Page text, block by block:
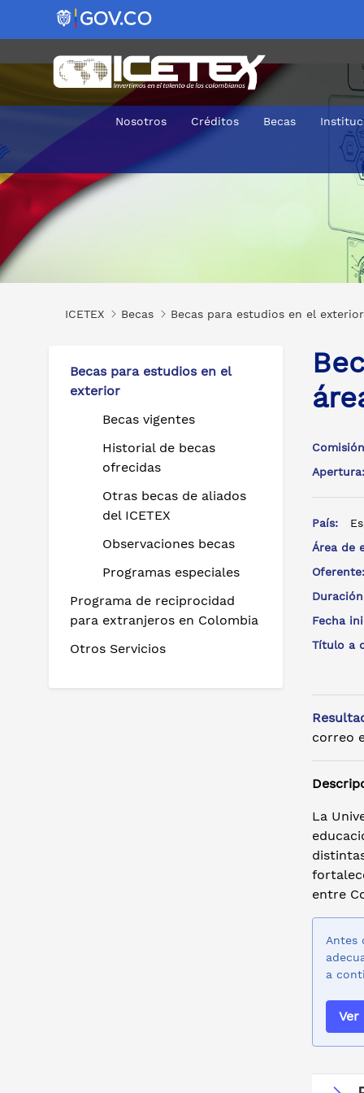
Nosotros Créditos Becas
Becas del 80 para maestrías en diferentes áreas en UNIR
ICETEX Becas Becas para estudios en el exterior
Becas para estudios en el
exterior
Becas vigentes
Historial de becas
ofrecidas
Otras becas de aliados
del ICETEX
Observaciones becas
Programas especiales
Programa de reciprocidad
para extranjeros en Colombia
Otros Servicios
País:
Área de
Fecha
Título a
correo
La
entre
Antes
a
Ver